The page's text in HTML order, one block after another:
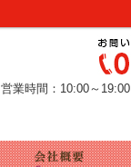
営業時間：10:00～19:00